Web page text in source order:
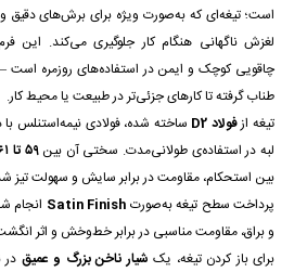
است؛ تیغه‌ای که به‌صورت ویژه برای برش‌های دقیق
لغزش ناگهانی هنگام کار جلوگیری می‌کند. این
چاقویی کوچک و ایمن در استفاده‌های روزمره است
طناب گرفته تا کارهای جزئی‌تر در طبیعت یا محیط کار.
تیغه ازفولاد D2
ساخته شده، فولادی نیمه‌استنلس با
لبه در استفاده‌ی طولانی‌مدت. سختی آن بین۵۹ تا ۶۱ HRC
بین استحکام، مقاومت در برابر سایش و سهولت تیز
پرداخت سطح تیغه به‌صورت Satin Finish انجام
و براق، مقاومت مناسبی در برابر خط‌وخش و اثر
برای باز کردن تیغه، یک شیار ناخن بزرگ و عمیق در